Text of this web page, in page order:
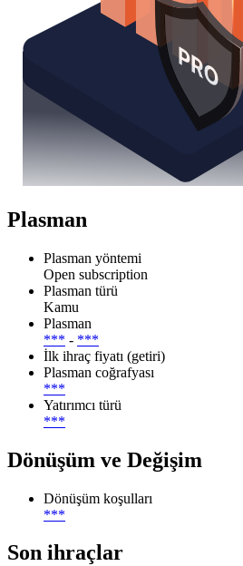
Plasman
Plasman yöntemi
Open subscription
Plasman türü
Kamu
Plasman
*** - ***
İlk ihraç fiyatı (getiri)
Plasman coğrafyası
***
Yatırımcı türü
***
Dönüşüm ve Değişim
Dönüşüm koşulları
***
Son ihraçlar